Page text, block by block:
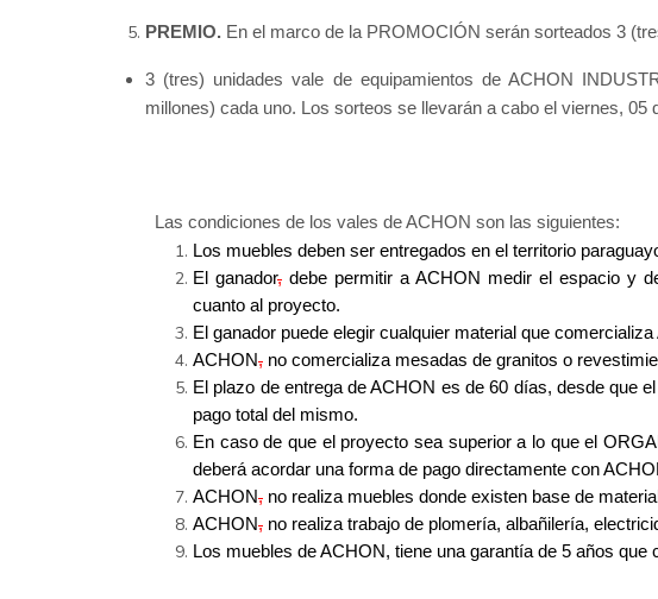
PREMIO. En el marco de la PROMOCIÓN serán sorteados 3
3 (tres) unidades vale de equipamientos de ACHON
millones) cada uno. Los sorteos se llevarán a cabo el viernes, 05
Las condiciones de los vales de ACHON son las siguientes:
Los muebles deben ser entregados en el territorio
El ganador, debe permitir a ACHON medir el espacio y
cuanto al proyecto.
El ganador puede elegir cualquier material que
ACHON, no comercializa mesadas de granitos o
El plazo de entrega de ACHON es de 60 días, desde que
pago total del mismo.
En caso de que el proyecto sea superior a lo que el
deberá acordar una forma de pago directamente con
ACHON, no realiza muebles donde existen base de
ACHON, no realiza trabajo de plomería, albañilería,
Los muebles de ACHON, tiene una garantía de 5 años